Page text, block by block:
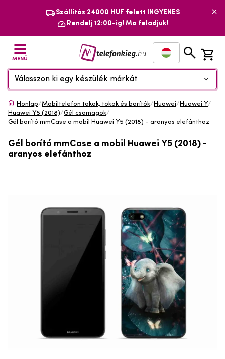
Szállítás 24000 HUF felett INGYENES
Rendelj 12:00-ig! Ma feladjuk!
MENÜ
Válasszon ki egy készülék márkát
Honlap/Mobiltelefon tokok, tokok és borítók/ Huawei/ Huawei Y/
Huawei Y5 (2018)/Gél csomagok/
Gél borító mmCase a mobil Huawei Y5 (2018) - aranyos elefánthoz
Gél borító mmCase a mobil Huawei Y5 (2018) -
aranyos elefánthoz